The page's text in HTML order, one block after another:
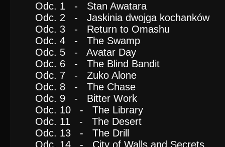
Odc. 1 - Stan Awatara
Odc. 2 - Jaskinia dwojga kochanków
Odc. 3 - Return to Omashu
Odc. 4 - The Swamp
Odc. 5 - Avatar Day
Odc. 6 - The Blind Bandit
Odc. 7 - Zuko Alone
Odc. 8 - The Chase
Odc. 9 - Bitter Work
Odc. 10 - The Library
Odc. 11 - The Desert
Odc. 13 - The Drill
Odc. 14 - City of Walls and Secrets